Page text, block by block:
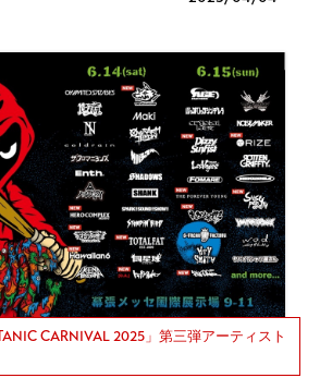
CARNIVAL 2025」第三弾アーティスト